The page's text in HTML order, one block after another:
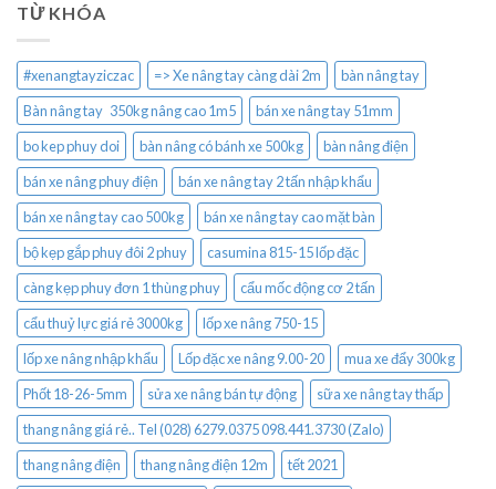
TỪ KHÓA
#xenangtayziczac => Xe nâng tay càng dài 2m
bàn nâng tay
Bàn nâng tay 350kg nâng cao 1m5
bán xe nâng tay 51mm
bo kep phuy doi
bàn nâng có bánh xe 500kg
bàn nâng điện
bán xe nâng phuy điện
bán xe nâng tay 2 tấn nhập khẩu
bán xe nâng tay cao 500kg
bán xe nâng tay cao mặt bàn
bộ kẹp gắp phuy đôi 2 phuy
casumina 815-15 lốp đặc
càng kẹp phuy đơn 1 thùng phuy
cẩu mốc động cơ 2 tấn
cẩu thuỷ lực giá rẻ 3000kg
lốp xe nâng 750-15
lốp xe nâng nhập khẩu
Lốp đặc xe nâng 9.00-20
mua xe đẩy 300kg
Phốt 18-26-5mm
sửa xe nâng bán tự động
sữa xe nâng tay thấp
thang nâng giá rẻ.. Tel (028) 6279.0375 098.441.3730 (Zalo)
thang nâng điện
thang nâng điện 12m
tết 2021